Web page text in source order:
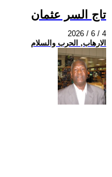
تاج السر عثمان
2026 / 6 / 4
الارهاب, الحرب والسلام